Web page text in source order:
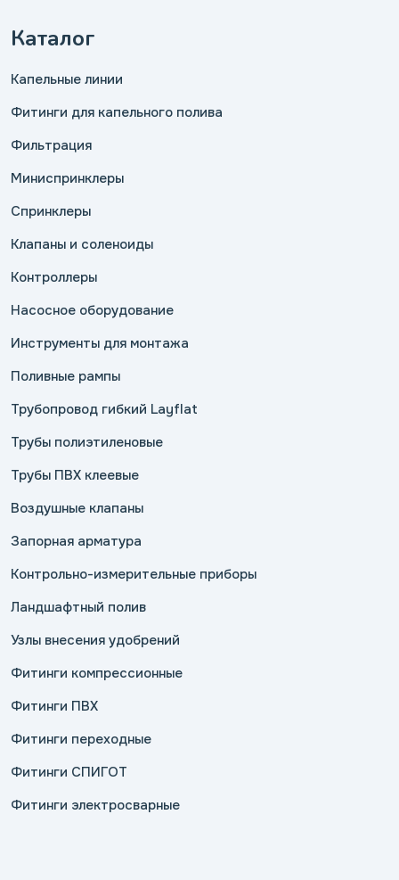
Каталог
Капельные линии
Фитинги для капельного полива
Фильтрация
Миниспринклеры
Спринклеры
Клапаны и соленоиды
Контроллеры
Насосное оборудование
Инструменты для монтажа
Поливные рампы
Трубопровод гибкий Layflat
Трубы полиэтиленовые
Трубы ПВХ клеевые
Воздушные клапаны
Запорная арматура
Контрольно-измерительные приборы
Ландшафтный полив
Узлы внесения удобрений
Фитинги компрессионные
Фитинги ПВХ
Фитинги переходные
Фитинги СПИГОТ
Фитинги электросварные